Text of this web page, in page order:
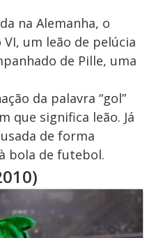
na Alemanha, o
um leão de pelúcia
de Pille, uma
da palavra “gol”
que significa leão. Já
de forma
bola de futebol.